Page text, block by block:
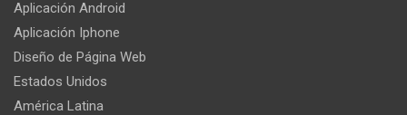
Aplicación Android
Aplicación Iphone
Diseño de Página Web
Estados Unidos
América Latina